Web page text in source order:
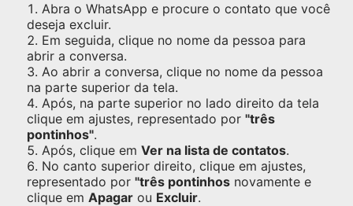
Abra o WhatsApp e procure o contato que você
deseja excluir.
Em seguida, clique no nome da pessoa para
abrir a conversa.
Ao abrir a conversa, clique no nome da pessoa
na parte superior da tela.
Após, na parte superior no lado direito da tela
clique em ajustes, representado por "três
pontinhos".
Após, clique em Ver na lista de contatos.
No canto superior direito, clique em ajustes,
representado por "três pontinhos novamente e
clique em Apagar ou Excluir.